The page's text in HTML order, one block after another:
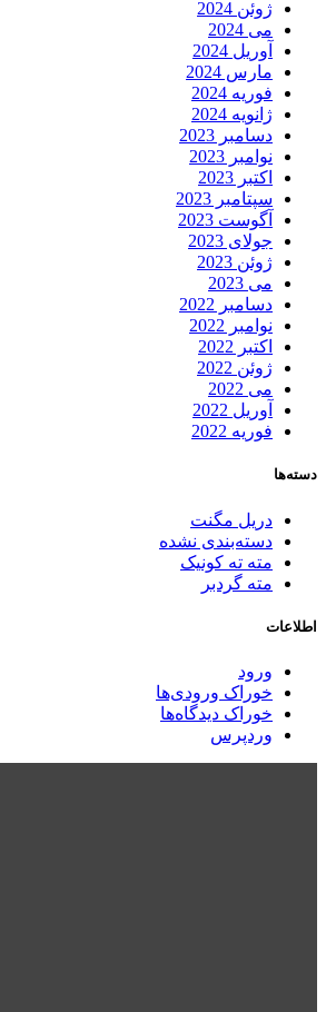
ژوئن 2024
می 2024
آوریل 2024
مارس 2024
فوریه 2024
ژانویه 2024
دسامبر 2023
نوامبر 2023
اکتبر 2023
سپتامبر 2023
آگوست 2023
جولای 2023
ژوئن 2023
می 2023
دسامبر 2022
نوامبر 2022
اکتبر 2022
ژوئن 2022
می 2022
آوریل 2022
فوریه 2022
دسته‌ها
دریل مگنت
دسته‌بندی نشده
مته ته کونیک
مته گردبر
اطلاعات
ورود
خوراک ورودی‌ها
خوراک دیدگاه‌ها
وردپرس